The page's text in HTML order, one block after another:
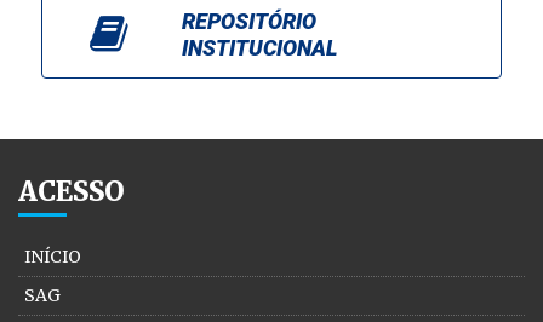
REPOSITÓRIO
INSTITUCIONAL
ACESSO
INÍCIO
SAG